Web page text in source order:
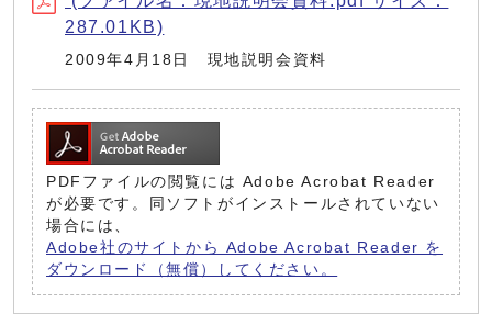
287.01KB)
2009年4月18日 現地説明会資料
PDFファイルの閲覧には Adobe Acrobat Reader
が必要です。同ソフトがインストールされていない
場合には、
Adobe社のサイトから Adobe Acrobat Reader を
ダウンロード（無償）してください。